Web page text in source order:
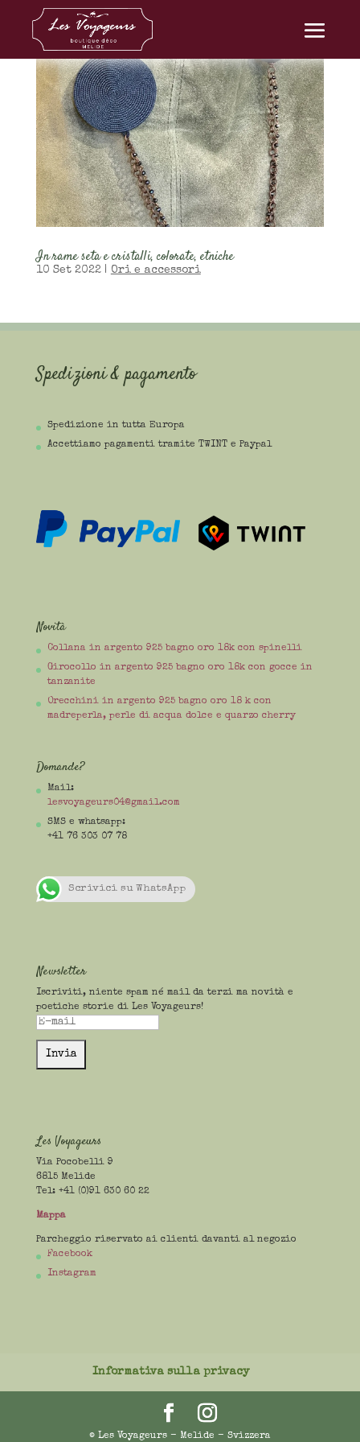
In rame seta e cristalli, colorate, etniche
10 Set 2022| Ori e accessori
Spedizioni & pagamento
Spedizione in tutta Europa
Accettiamo pagamenti tramite TWINT e Paypal
Novità
Collana in argento 925 bagno oro 18k con spinelli
Girocollo in argento 925 bagno oro 18k con gocce in
tanzanite
Orecchini in argento 925 bagno oro 18 k con
madreperla, perle di acqua dolce e quarzo cherry
Domande?
Mail:
lesvoyageurs04@gmail.com
SMS e whatsapp:
+41 76 303 07 78
Scrivici su WhatsApp
Newsletter
Iscriviti, niente spam né mail da terzi ma novità e
poetiche storie di Les Voyageurs!
Les Voyageurs
Via Pocobelli 9
6815 Melide
Tel: +41 (0)91 630 60 22
Mappa
Parcheggio riservato ai clienti davanti al negozio
Facebook
Instagram
Informativa sulla privacy
© Les Voyageurs - Melide - Svizzera